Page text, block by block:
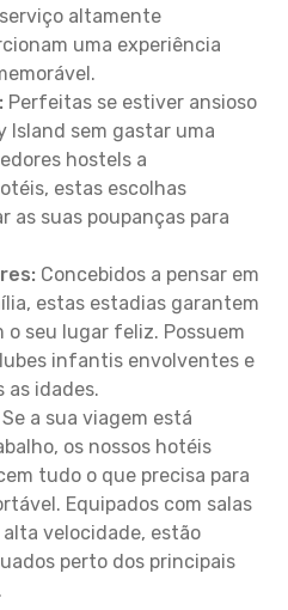
altamente
uma experiência
Perfeitas se estiver ansioso
Island sem gastar uma
hostels a
estas escolhas
as suas poupanças para
Concebidos a pensar em
estas estadias garantem
seu lugar feliz. Possuem
infantis envolventes e
as idades.
Se a sua viagem está
os nossos hotéis
tudo o que precisa para
Equipados com salas
velocidade, estão
perto dos principais